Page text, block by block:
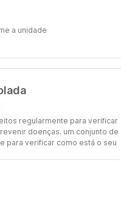
a unidade
regularmente para verificar
doenças. um conjunto de
para verificar como está o seu